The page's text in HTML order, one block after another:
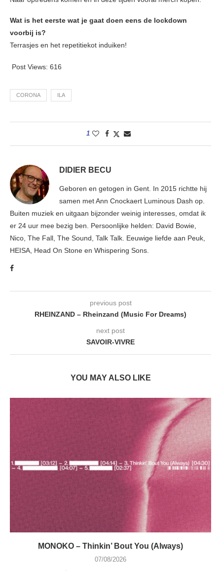
Wat is het eerste wat je gaat doen eens de lockdown
voorbij is?
Terrasjes en het repetitiekot induiken!
Post Views: 616
CORONA ILA
1
DIDIER BECU
Geboren en getogen in Gent. In 2015 richtte hij
samen met Ann Cnockaert Luminous Dash op.
Buiten muziek en uitgaan bijzonder weinig interesses, omdat ik
er 24 uur mee bezig ben. Persoonlijke helden: David Bowie,
Nico, The Fall, The Sound, Talk Talk. Eeuwige liefde aan Peuk,
HEISA, Head On Stone en Whispering Sons.
previous post
RHEINZAND – Rheinzand (Music For Dreams)
next post
SAVOIR-VIVRE
YOU MAY ALSO LIKE
MONOKO – Thinkin’ Bout You (Always)
07/08/2026